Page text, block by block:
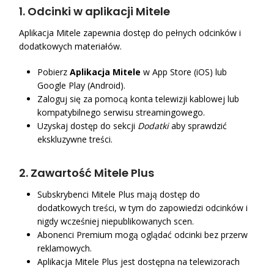
1. Odcinki w aplikacji Mitele
Aplikacja Mitele zapewnia dostęp do pełnych odcinków i
dodatkowych materiałów.
PobierzAplikacja Mitele w App Store (iOS) lub
Google Play (Android).
Zaloguj się za pomocą konta telewizji kablowej lub
kompatybilnego serwisu streamingowego.
Uzyskaj dostęp do sekcji Dodatkiaby sprawdzić
ekskluzywne treści.
2. Zawartość Mitele Plus
Subskrybenci Mitele Plus mają dostęp do
dodatkowych treści, w tym do zapowiedzi odcinków i
nigdy wcześniej niepublikowanych scen.
Abonenci Premium mogą oglądać odcinki bez przerw
reklamowych.
Aplikacja Mitele Plus jest dostępna na telewizorach